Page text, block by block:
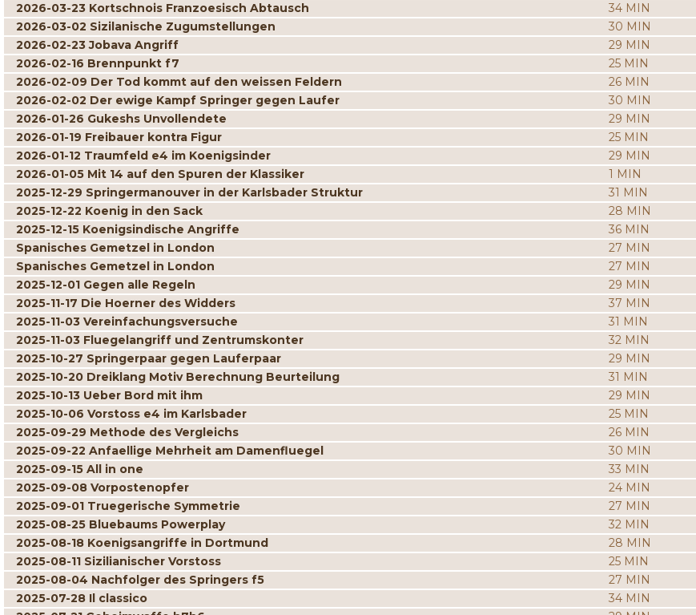
2026-03-23 Kortschnois Franzoesisch Abtausch
34 MIN
2026-03-02 Sizilanische Zugumstellungen
30 MIN
2026-02-23 Jobava Angriff
29 MIN
2026-02-16 Brennpunkt f7
25 MIN
2026-02-09 Der Tod kommt auf den weissen Feldern
26 MIN
2026-02-02 Der ewige Kampf Springer gegen Laufer
30 MIN
2026-01-26 Gukeshs Unvollendete
29 MIN
2026-01-19 Freibauer kontra Figur
25 MIN
2026-01-12 Traumfeld e4 im Koenigsinder
29 MIN
2026-01-05 Mit 14 auf den Spuren der Klassiker
1 MIN
2025-12-29 Springermanouver in der Karlsbader Struktur
31 MIN
2025-12-22 Koenig in den Sack
28 MIN
2025-12-15 Koenigsindische Angriffe
36 MIN
Spanisches Gemetzel in London
27 MIN
Spanisches Gemetzel in London
27 MIN
2025-12-01 Gegen alle Regeln
29 MIN
2025-11-17 Die Hoerner des Widders
37 MIN
2025-11-03 Vereinfachungsversuche
31 MIN
2025-11-03 Fluegelangriff und Zentrumskonter
32 MIN
2025-10-27 Springerpaar gegen Lauferpaar
29 MIN
2025-10-20 Dreiklang Motiv Berechnung Beurteilung
31 MIN
2025-10-13 Ueber Bord mit ihm
29 MIN
2025-10-06 Vorstoss e4 im Karlsbader
25 MIN
2025-09-29 Methode des Vergleichs
26 MIN
2025-09-22 Anfaellige Mehrheit am Damenfluegel
30 MIN
2025-09-15 All in one
33 MIN
2025-09-08 Vorpostenopfer
24 MIN
2025-09-01 Truegerische Symmetrie
27 MIN
2025-08-25 Bluebaums Powerplay
32 MIN
2025-08-18 Koenigsangriffe in Dortmund
28 MIN
2025-08-11 Sizilianischer Vorstoss
25 MIN
2025-08-04 Nachfolger des Springers f5
27 MIN
2025-07-28 Il classico
34 MIN